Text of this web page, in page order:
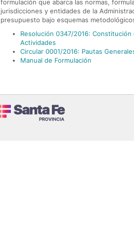
formulación que abarca las normas,
jurisdicciones y entidades de la
presupuesto bajo esquemas
Resolución 0347/2016:
Actividades
Circular 0001/2016: Pautas
Manual de Formulación